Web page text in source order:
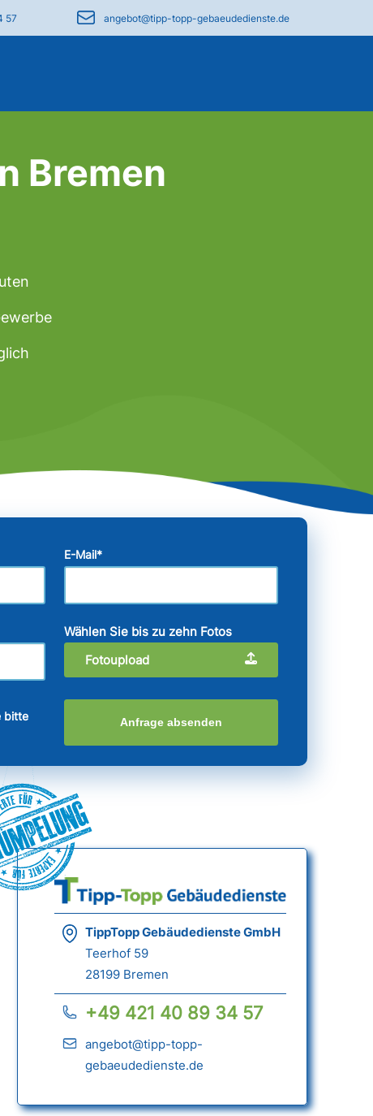
57 angebot@tipp-topp-gebaeudedienste.de
Bremen
E-Mail*
Wählen Sie bis zu zehn Fotos
Fotoupload
bitte
Anfrage absenden
TippTopp Gebäudedienste GmbH
Teerhof 59
28199 Bremen
+49 421 40 89 34 57
angebot@tipp-topp-
gebaeudedienste.de